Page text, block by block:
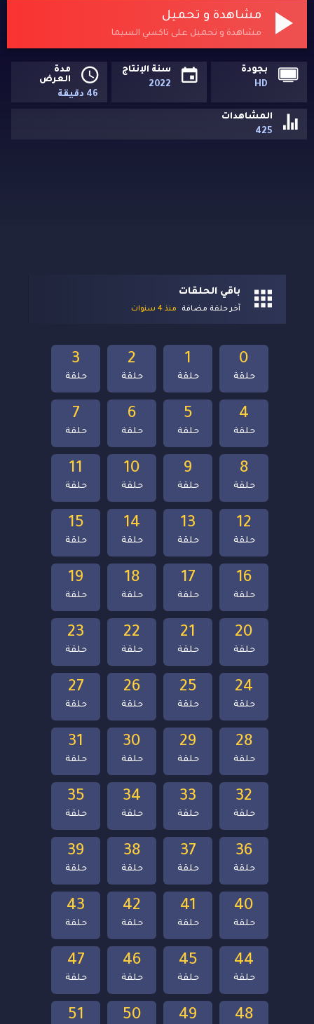
مشاهدة و تحميل
مشاهدة و تحميل على تاكسي السيما
بجودة
HD
سنة الإنتاج
2022
مدة
العرض
46 دقيقة
المشاهدات
425
باقي الحلقات
آخر حلقة مضافة منذ 4 سنوات
51 50 49 48
47
حلقة
46
حلقة
45
حلقة
44
حلقة
43
حلقة
42
حلقة
41
حلقة
40
حلقة
39
حلقة
38
حلقة
37
حلقة
36
حلقة
35
حلقة
34
حلقة
33
حلقة
32
حلقة
31
حلقة
30
حلقة
29
حلقة
28
حلقة
27
حلقة
26
حلقة
25
حلقة
24
حلقة
23
حلقة
22
حلقة
21
حلقة
20
حلقة
19
حلقة
18
حلقة
17
حلقة
16
حلقة
15
حلقة
14
حلقة
13
حلقة
12
حلقة
11
حلقة
10
حلقة
9
حلقة
8
حلقة
7
حلقة
6
حلقة
5
حلقة
4
حلقة
3
حلقة
2
حلقة
1
حلقة
0
حلقة